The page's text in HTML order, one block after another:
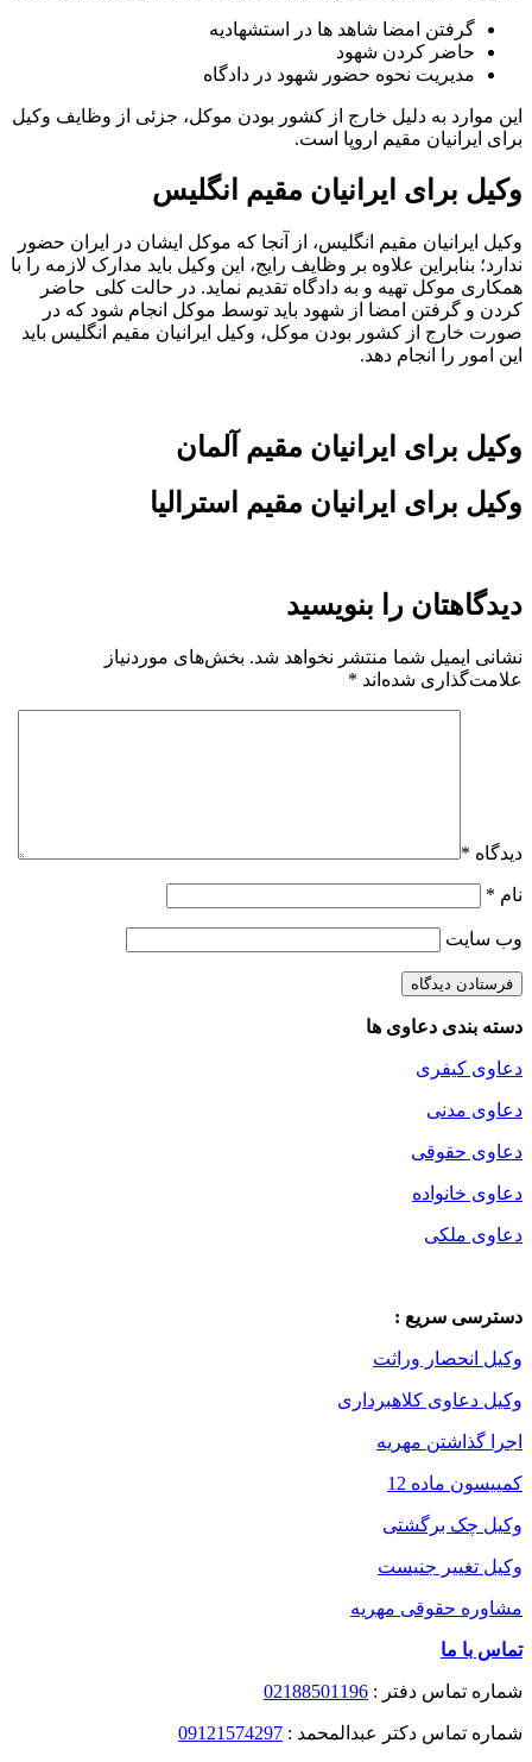
گرفتن امضا شاهد ها در استشهادیه
حاضر کردن شهود
مدیریت نحوه حضور شهود در دادگاه
این موارد به دلیل خارج از کشور بودن موکل، جزئی از وظایف وکیل
برای ایرانیان مقیم اروپا است.
وکیل برای ایرانیان مقیم انگلیس
وکیل ایرانیان مقیم انگلیس، از آنجا که موکل ایشان در ایران حضور
ندارد؛ بنابراین علاوه بر وظایف رایج، این وکیل باید مدارک لازمه را با
همکاری موکل تهیه و به دادگاه تقدیم نماید. در حالت کلی حاضر
کردن و گرفتن امضا از شهود باید توسط موکل انجام شود که در
صورت خارج از کشور بودن موکل، وکیل ایرانیان مقیم انگلیس باید
این امور را انجام دهد.
وکیل برای ایرانیان مقیم آلمان
وکیل برای ایرانیان مقیم استرالیا
دیدگاهتان را بنویسید
نشانی ایمیل شما منتشر نخواهد شد. بخش‌های موردنیاز
علامت‌گذاری شده‌اند *
دیدگاه *
نام *
وب‌ سایت
دسته بندی دعاوی ها
دعاوی کیفری
دعاوی مدنی
دعاوی حقوقی
دعاوی خانواده
دعاوی ملکی
دسترسی سریع :
وکیل انحصار وراثت
وکیل دعاوی کلاهبرداری
اجرا گذاشتن مهریه
کمییسون ماده 12
وکیل چک برگشتی
وکیل تغییر جنیست
مشاوره حقوقی مهریه
تماس با ما
شماره تماس دفتر : 02188501196
شماره تماس دکتر عبدالمحمد : 09121574297